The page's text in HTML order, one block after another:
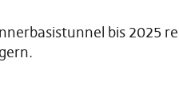
bis 2025